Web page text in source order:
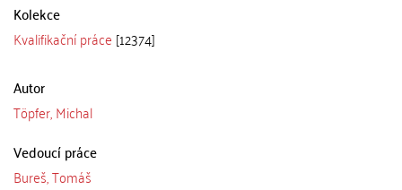
Kolekce
Kvalifikační práce [12374]
Autor
Töpfer, Michal
Vedoucí práce
Bureš, Tomáš